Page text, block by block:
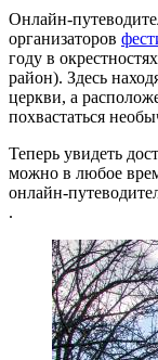
Онлайн-
организаторов
году в
район). Здесь
церкви, а
похвастаться
Теперь увидеть
можно в любое
онлайн-
.